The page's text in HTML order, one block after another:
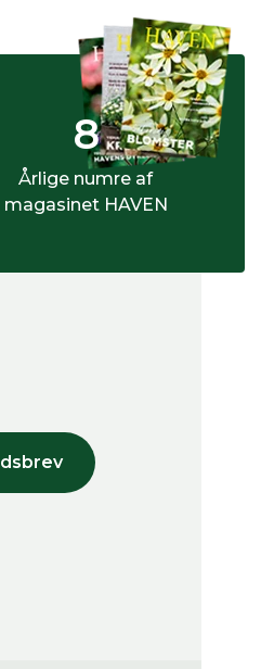
8
Årlige numre af
magasinet HAVEN